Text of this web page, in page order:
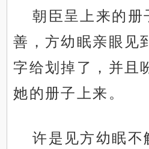
朝臣呈上来的册
善，方幼眠亲眼见
字给划掉了，并且
她的册子上来。
许是见方幼眠不